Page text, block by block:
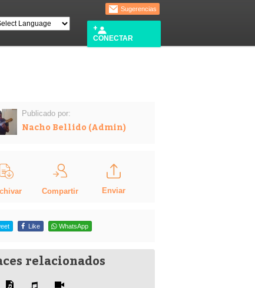
Sugerencias
CONECTAR
Publicado por:
Nacho Bellido (Admin)
Compartir Enviar
Like WhatsApp
relacionados